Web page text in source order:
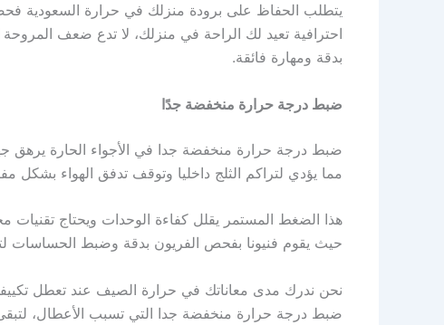
يتطلب الحفاظ على برودة منزلك في حرارة السعودية فحصا
احترافية تعيد لك الراحة في منزلك، لا تدع ضعف
بدقة ومهارة فائقة.
ضبط درجة حرارة منخفضة جدًا
ضبط درجة حرارة منخفضة جدا في الأجواء الحارة يرهق
مما يؤدي لتراكم الثلج داخليا وتوقف تدفق الهواء بشكل
هذا الضغط المستمر يقلل كفاءة الوحدات ويحتاج
حيث يقوم فنيونا بفحص الفريون بدقة وضبط الحساسات
نحن ندرك مدى معاناتك في حرارة الصيف عند تعطل
ضبط درجة حرارة منخفضة جدا التي تسبب الأعطال،